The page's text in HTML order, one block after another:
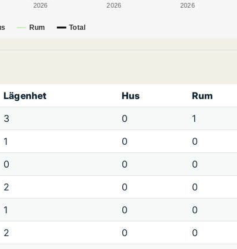
Rum Total
2026
2026
2026
Lägenhet Hus
Rum
3 0
1
1 0
0
0 0
0
2 0
0
1 0
0
2 0
0